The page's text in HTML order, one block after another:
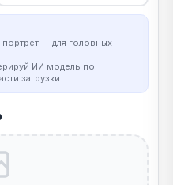
— для головных
ИИ модель по
загрузки